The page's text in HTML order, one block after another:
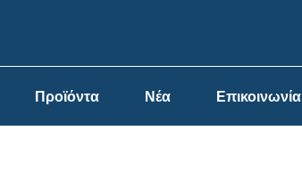
Προϊόντα Νέα Επικοινωνία